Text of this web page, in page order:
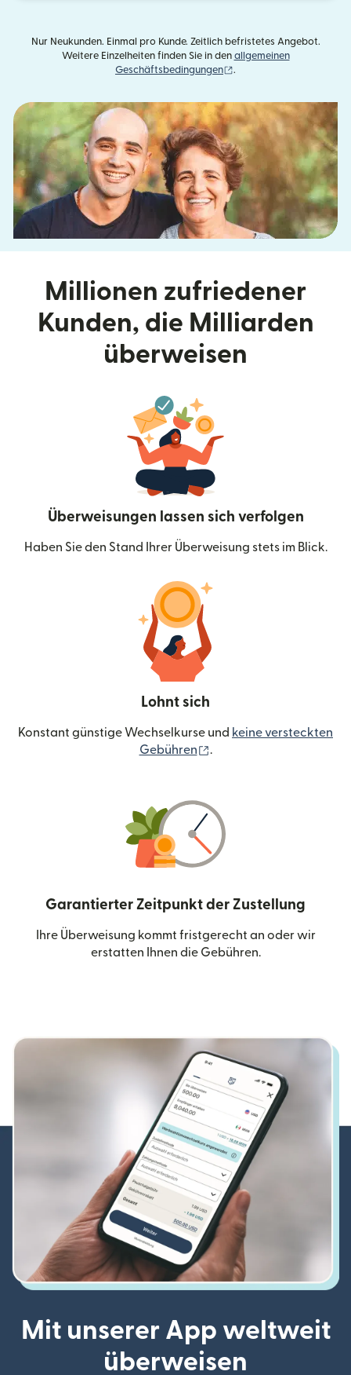
Nur Neukunden. Einmal pro Kunde. Zeitlich befristetes Angebot.
Weitere Einzelheiten finden Sie in den allgemeinen
Geschäftsbedingungen
.
Millionen zufriedener
Kunden, die Milliarden
überweisen
Überweisungen lassen sich verfolgen
Haben Sie den Stand Ihrer Überweisung stets im Blick.
Lohnt sich
Konstant günstige Wechselkurse und keine versteckten
Gebühren
.
Garantierter Zeitpunkt der Zustellung
Ihre Überweisung kommt fristgerecht an oder wir
erstatten Ihnen die Gebühren.
Mit unserer App weltweit
überweisen